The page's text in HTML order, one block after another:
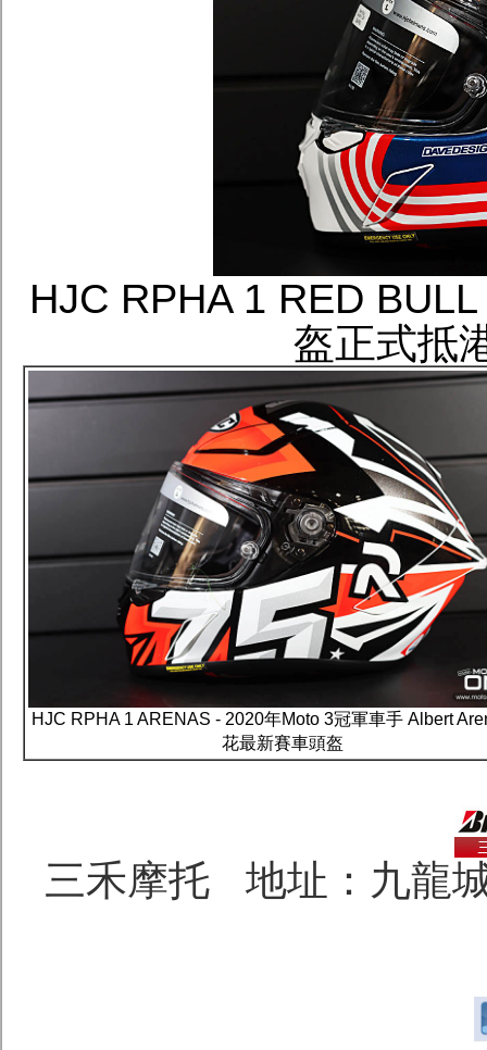
HJC RPHA 1 RED
盔正式抵
HJC RPHA 1 ARENAS - 2020年Moto 3冠軍車手 Albert
花最新賽車頭盔
三禾摩托 地址：九龍